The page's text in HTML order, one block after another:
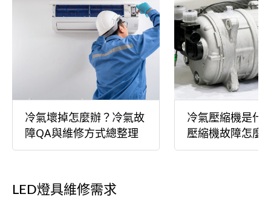
冷氣壞掉怎麼辦？冷氣故
障QA與維修方式總整理
冷氣壓縮機是什
壓縮機故障怎麼
LED燈具維修需求